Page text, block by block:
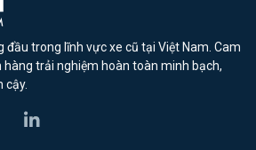
đầu trong lĩnh vực xe cũ tại Việt Nam. Cam
hàng trải nghiệm hoàn toàn minh bạch,
cậy.